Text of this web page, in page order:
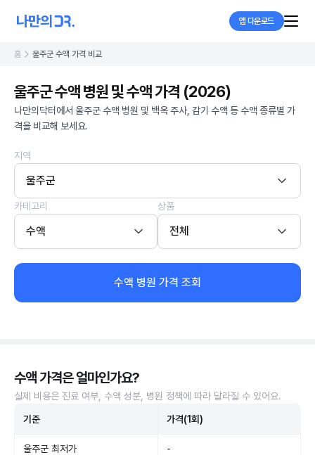
앱 다운로드
홈 울주군 수액 가격 비교
울주군 수액 병원 및 수액 가격 (2026)
나만의닥터에서 울주군 수액 병원 및 백옥 주사, 감기 수액 등 수액 종류별 가
격을 비교해 보세요.
지역
울주군
카테고리
수액
상품
전체
수액 병원 가격 조회
수액 가격은 얼마인가요?
실제 비용은 진료 여부, 수액 성분, 병원 정책에 따라 달라질 수 있어요.
기준 가격(1회)
울주군 최저가 -